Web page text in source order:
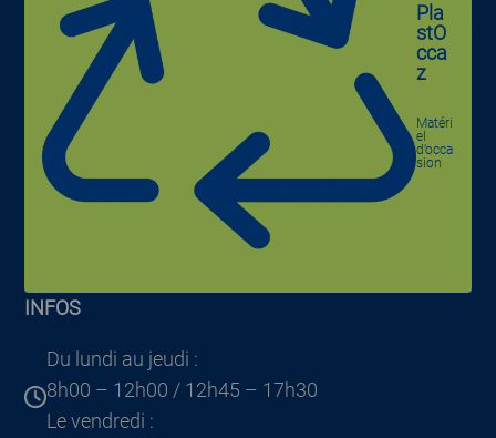
Pla
stO
cca
z
Matéri
el
d’occa
sion
INFOS
Du lundi au jeudi :
8h00 – 12h00 / 12h45 – 17h30
Le vendredi :